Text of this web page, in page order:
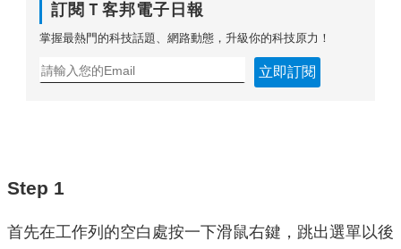
訂閱Ｔ客邦電子日報
掌握最熱門的科技話題、網路動態，升級你的科技原力！
立即訂閱
Step 1
首先在工作列的空白處按一下滑鼠右鍵，跳出選單以後